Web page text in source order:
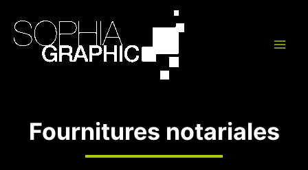
contenu
Fournitures notariales